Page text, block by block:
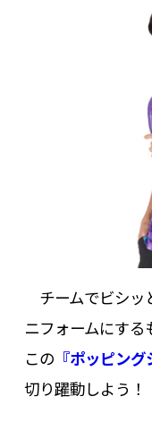
チームでビシッ
ニフォームにする
この 『ポッピング
切り躍動しよう！